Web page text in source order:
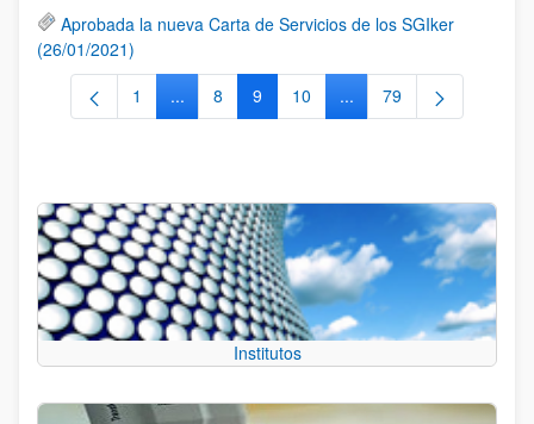
Aprobada la nueva Carta de Servicios de los SGIker
(26/01/2021)
Página
1 ...Páginas intermedias Use TAB para
Página
8 Página
9 Página
10 ...Páginas intermedias
Página
79
Institutos